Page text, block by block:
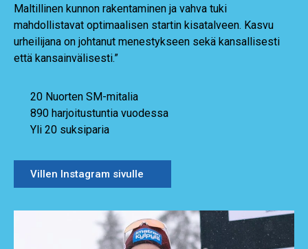
Maltillinen kunnon rakentaminen ja vahva tuki
mahdollistavat optimaalisen startin kisatalveen. Kasvu
urheilijana on johtanut menestykseen sekä kansallisesti
että kansainvälisesti.”
20 Nuorten SM-mitalia
890 harjoitustuntia vuodessa
Yli 20 suksiparia
Villen Instagram sivulle